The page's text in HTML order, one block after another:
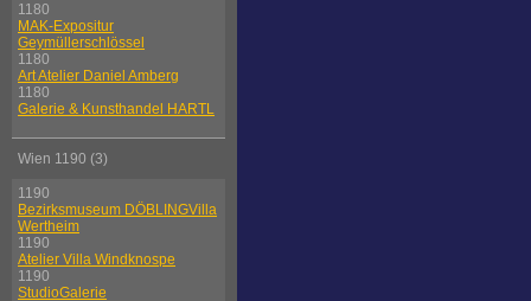
1180
MAK-Expositur
Geymüllerschlössel
1180
Art Atelier Daniel Amberg
1180
Galerie & Kunsthandel HARTL
Wien 1190 (3)
1190
Bezirksmuseum DÖBLINGVilla
Wertheim
1190
Atelier Villa Windknospe
1190
StudioGalerie